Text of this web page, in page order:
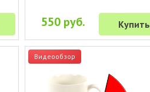
550 руб. Купить
Видеообзор